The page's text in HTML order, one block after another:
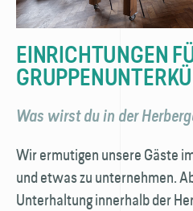
EINRICHTUNGEN
Was wirst du in der
Wir ermutigen unsere Gäste
und etwas zu unternehmen.
Unterhaltung innerhalb der